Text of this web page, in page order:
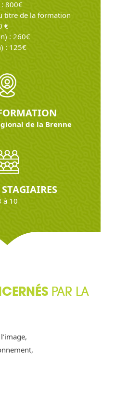
: 800€
titre de la formation
€
: 260€
: 125€
de la Brenne
à 10
PAR LA